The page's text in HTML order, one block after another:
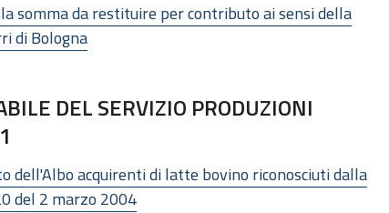
somma da restituire per contributo ai sensi della
di Bologna
DEL SERVIZIO PRODUZIONI
dell'Albo acquirenti di latte bovino riconosciuti dalla
del 2 marzo 2004